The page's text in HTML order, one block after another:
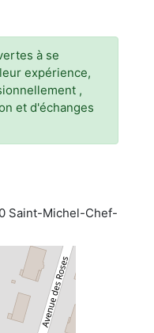
à se
expérience,
,
et d'échanges
Saint-Michel-Chef-